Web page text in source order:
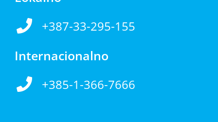
+387-33-295-155
Internacionalno
+385-1-366-7666